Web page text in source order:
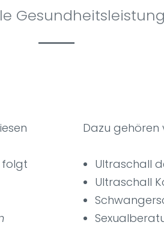
folgt
Dazu gehören
Ultraschall
Ultraschall